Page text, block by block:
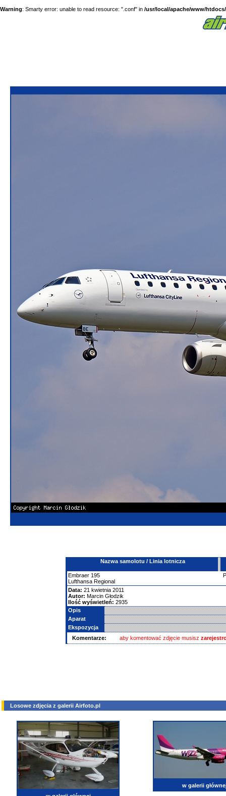
Warning: Smarty error: unable to read resource: ".conf" in /usr/local/apache/www/
Nazwa samolotu / Linia lotnicza
Embraer 195
Lufthansa Regional
Data: 21 kwietnia 2011
Autor: Marcin Głodzik
Ilość wyświetleń: 2935
Opis
Aparat
Ekspozycja
Komentarze:
aby komentować zdjęcie musisz
Losowe zdjęcia z galerii Airfoto.pl
w galerii